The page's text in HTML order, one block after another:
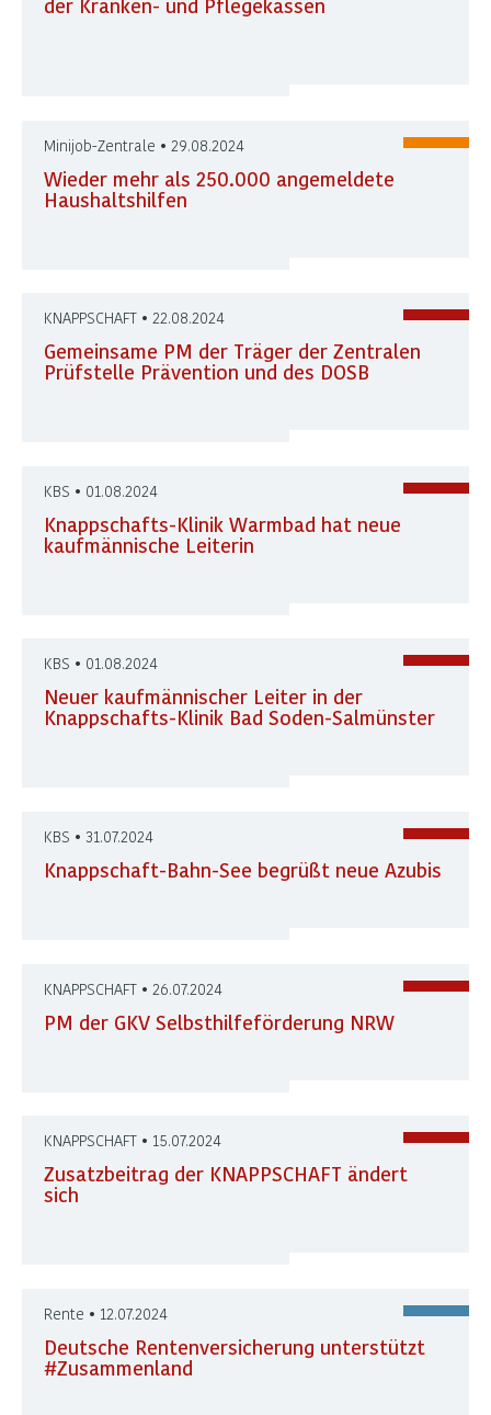
der Kranken- und Pflegekassen
Minijob-Zentrale • 29.08.2024
Wieder mehr als 250.000 angemeldete
Haushaltshilfen
KNAPPSCHAFT • 22.08.2024
Gemeinsame PM der Träger der Zentralen
Prüfstelle Prävention und des DOSB
KBS • 01.08.2024
Knappschafts-Klinik Warmbad hat neue
kaufmännische Leiterin
KBS • 01.08.2024
Neuer kaufmännischer Leiter in der
Knappschafts-Klinik Bad Soden-Salmünster
KBS • 31.07.2024
Knappschaft-Bahn-See begrüßt neue Azubis
KNAPPSCHAFT • 26.07.2024
PM der GKV Selbsthilfeförderung NRW
KNAPPSCHAFT • 15.07.2024
Zusatzbeitrag der KNAPPSCHAFT ändert
sich
Rente • 12.07.2024
Deutsche Rentenversicherung unterstützt
#Zusammenland